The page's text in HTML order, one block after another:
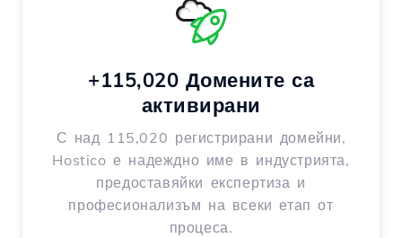
+115,020 Домените са
активирани
С над 115,020 регистрирани домейни,
Hostico е надеждно име в индустрията,
предоставяйки експертиза и
професионализъм на всеки етап от
процеса.